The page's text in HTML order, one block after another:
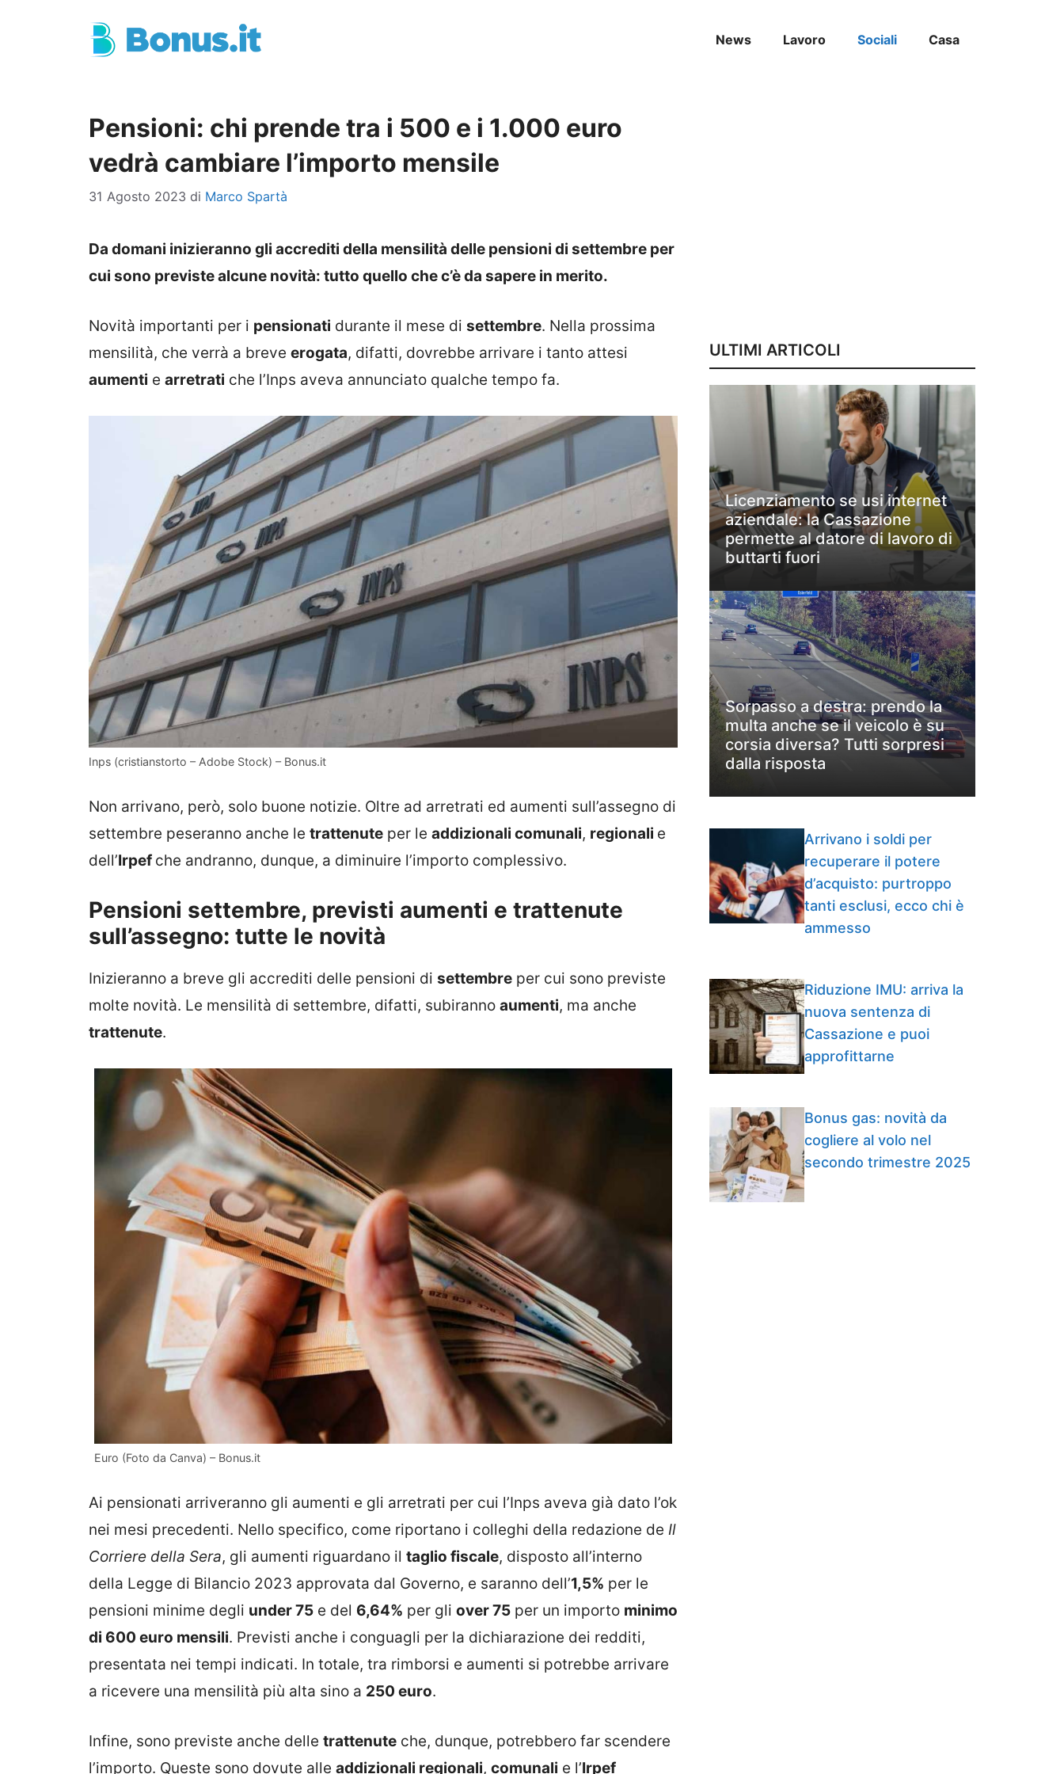
News Lavoro Sociali Casa
Pensioni: chi prende tra i 500 e i 1.000 euro
vedrà cambiare l’importo mensile
31 Agosto 2023 di Marco Spartà
Da domani inizieranno gli accrediti della mensilità delle pensioni di settembre per
cui sono previste alcune novità: tutto quello che c’è da sapere in merito.
Novità importanti per i pensionati durante il mese di settembre. Nella prossima
mensilità, che verrà a breve erogata, difatti, dovrebbe arrivare i tanto attesi
aumenti e arretrati che l’Inps aveva annunciato qualche tempo fa.
Inps (cristianstorto – Adobe Stock) – Bonus.it
Non arrivano, però, solo buone notizie. Oltre ad arretrati ed aumenti sull’assegno di
settembre peseranno anche le trattenute per le addizionali comunali, regionali e
dell’Irpef che andranno, dunque, a diminuire l’importo complessivo.
Pensioni settembre, previsti aumenti e trattenute
sull’assegno: tutte le novità
Inizieranno a breve gli accrediti delle pensioni di settembre per cui sono previste
molte novità. Le mensilità di settembre, difatti, subiranno aumenti, ma anche
trattenute.
Euro (Foto da Canva) – Bonus.it
Ai pensionati arriveranno gli aumenti e gli arretrati per cui l’Inps aveva già dato l’ok
nei mesi precedenti. Nello specifico, come riportano i colleghi della redazione de Il
Corriere della Sera, gli aumenti riguardano il taglio fiscale, disposto all’interno
della Legge di Bilancio 2023 approvata dal Governo, e saranno dell’1,5% per le
pensioni minime degli under 75 e del 6,64% per gli over 75 per un importo minimo
di 600 euro mensili. Previsti anche i conguagli per la dichiarazione dei redditi,
presentata nei tempi indicati. In totale, tra rimborsi e aumenti si potrebbe arrivare
a ricevere una mensilità più alta sino a 250 euro.
Infine, sono previste anche delle trattenute che, dunque, potrebbero far scendere
l’importo. Queste sono dovute alle addizionali regionali, comunali e l’Irpef
ULTIMI ARTICOLI
Licenziamento se usi internet
aziendale: la Cassazione
permette al datore di lavoro di
buttarti fuori
Sorpasso a destra: prendo la
multa anche se il veicolo è su
corsia diversa? Tutti sorpresi
dalla risposta
Arrivano i soldi per
recuperare il potere
d’acquisto: purtroppo
tanti esclusi, ecco chi è
ammesso
Riduzione IMU: arriva la
nuova sentenza di
Cassazione e puoi
approfittarne
Bonus gas: novità da
cogliere al volo nel
secondo trimestre 2025